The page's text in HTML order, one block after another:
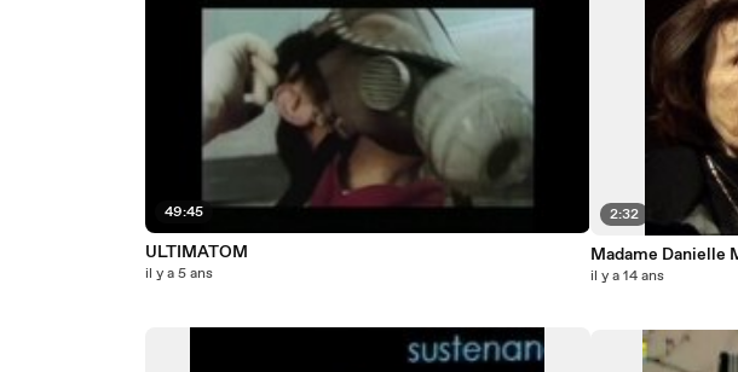
49:45
ULTIMATOM
il y a 5 ans
2:32
Madame Danielle
il y a 14 ans